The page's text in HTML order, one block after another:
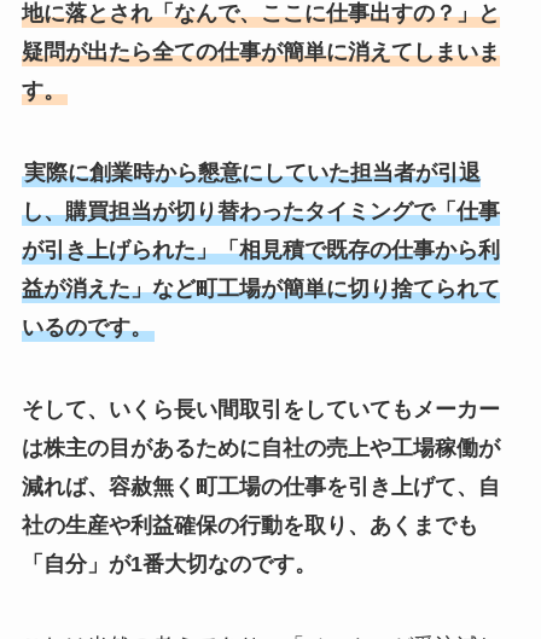
地に落とされ「なんで、ここに仕事出すの？」と
疑問が出たら全ての仕事が簡単に消えてしまいま
す。
実際に創業時から懇意にしていた担当者が引退
し、購買担当が切り替わったタイミングで「仕事
が引き上げられた」「相見積で既存の仕事から利
益が消えた」など町工場が簡単に切り捨てられて
いるのです。
そして、いくら長い間取引をしていてもメーカー
は株主の目があるために自社の売上や工場稼働が
減れば、容赦無く町工場の仕事を引き上げて、自
社の生産や利益確保の行動を取り、あくまでも
「自分」が1番大切なのです。